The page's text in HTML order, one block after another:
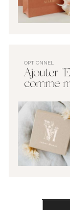
OPTIONNEL
Ajouter
comme